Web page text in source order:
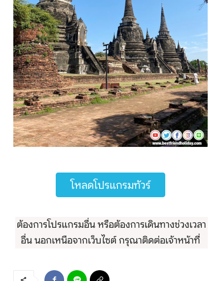
โหลดโปรแกรมทัวร์
ต้องการโปรแกรมอื่น หรือต้องการเดินทางช่วงเวลา
อื่น นอกเหนือจากเว็บไซต์ กรุณาติดต่อเจ้าหน้าที่